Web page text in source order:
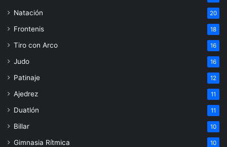
Natación 20
Frontenis 18
Tiro con Arco 16
Judo 16
Patinaje 12
Ajedrez 11
Duatlón 11
Billar 10
Gimnasia Rítmica 10